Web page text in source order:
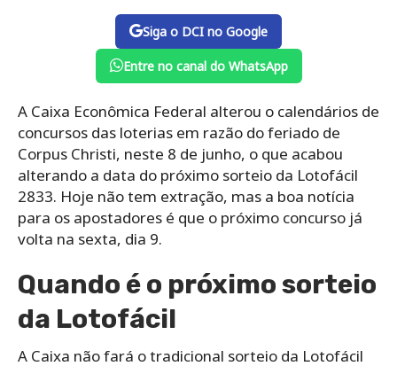
Siga o DCI no Google
Entre no canal do WhatsApp
A Caixa Econômica Federal alterou o calendários de
concursos das loterias em razão do feriado de
Corpus Christi, neste 8 de junho, o que acabou
alterando a data do próximo sorteio da Lotofácil
2833. Hoje não tem extração, mas a boa notícia
para os apostadores é que o próximo concurso já
volta na sexta, dia 9.
Quando é o próximo sorteio
da Lotofácil
A Caixa não fará o tradicional sorteio da Lotofácil